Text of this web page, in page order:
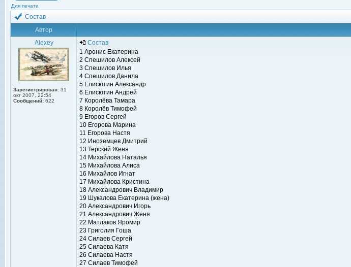
Для печати
Состав
Автор
Alexey
Зарегистрирован: 31
окт 2007, 22:54
Сообщений: 622
Состав
1 Аронис Екатерина
2 Спешилов Алексей
3 Спешилов Илья
4 Спешилов Данила
5 Елисютин Александр
6 Елисютин Андрей
7 Королёва Тамара
8 Королёв Тимофей
9 Егоров Сергей
10 Егорова Марина
11 Егорова Настя
12 Иноземцев Дмитрий
13 Терский Женя
14 Михайлова Наталья
15 Михайлова Алиса
16 Михайлов Игнат
17 Михайлова Кристина
18 Александрович Владимир
19 Шукалова Екатерина (жена)
20 Александрович Игорь
21 Александрович Женя
22 Матлаков Яромир
23 Григолия Гоша
24 Силаев Сергей
25 Силаева Катя
26 Силаева Настя
27 Силаев Тимофей